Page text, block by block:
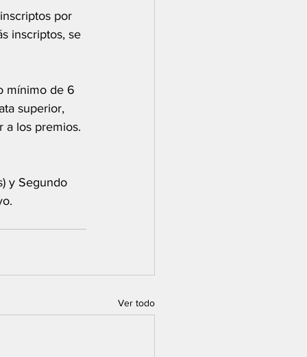
por
inscriptos, se
mínimo de 6
superior,
a los premios.
y Segundo
Ver todo